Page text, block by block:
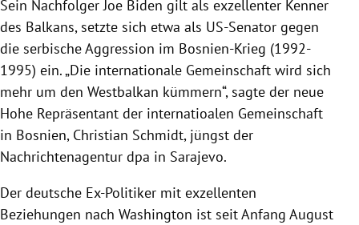
Sein Nachfolger Joe Biden gilt als exzellenter Kenner
des Balkans, setzte sich etwa als US-Senator gegen
die serbische Aggression im Bosnien-Krieg (1992-
1995) ein. „Die internationale Gemeinschaft wird sich
mehr um den Westbalkan kümmern“, sagte der neue
Hohe Repräsentant der internatioalen Gemeinschaft
in Bosnien, Christian Schmidt, jüngst der
Nachrichtenagentur dpa in Sarajevo.
Der deutsche Ex-Politiker mit exzellenten
Beziehungen nach Washington ist seit Anfang August